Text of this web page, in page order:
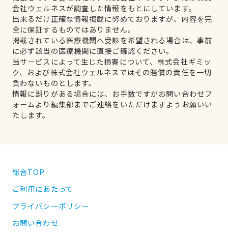
会社ウェルネスが調査した情報をもとにしています。
出来るだけ正確な情報掲載に努めておりますが、内容を完
全に保証するものではありません。
掲載されている医療機関へ受診を希望される場合は、事前
に必ず該当の医療機関に直接ご確認ください。
当サービスによって生じた損害について、株式会社ギミッ
ク、および株式会社ウェルネスではその賠償の責任を一切
負わないものとします。
情報に誤りがある場合には、お手数ですがお問い合わせフ
ォームより編集部までご連絡をいただけますようお願いい
たします。
総合TOP
ご利用にあたって
プライバシーポリシー
お問い合わせ